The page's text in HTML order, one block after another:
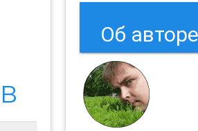
Об авторе